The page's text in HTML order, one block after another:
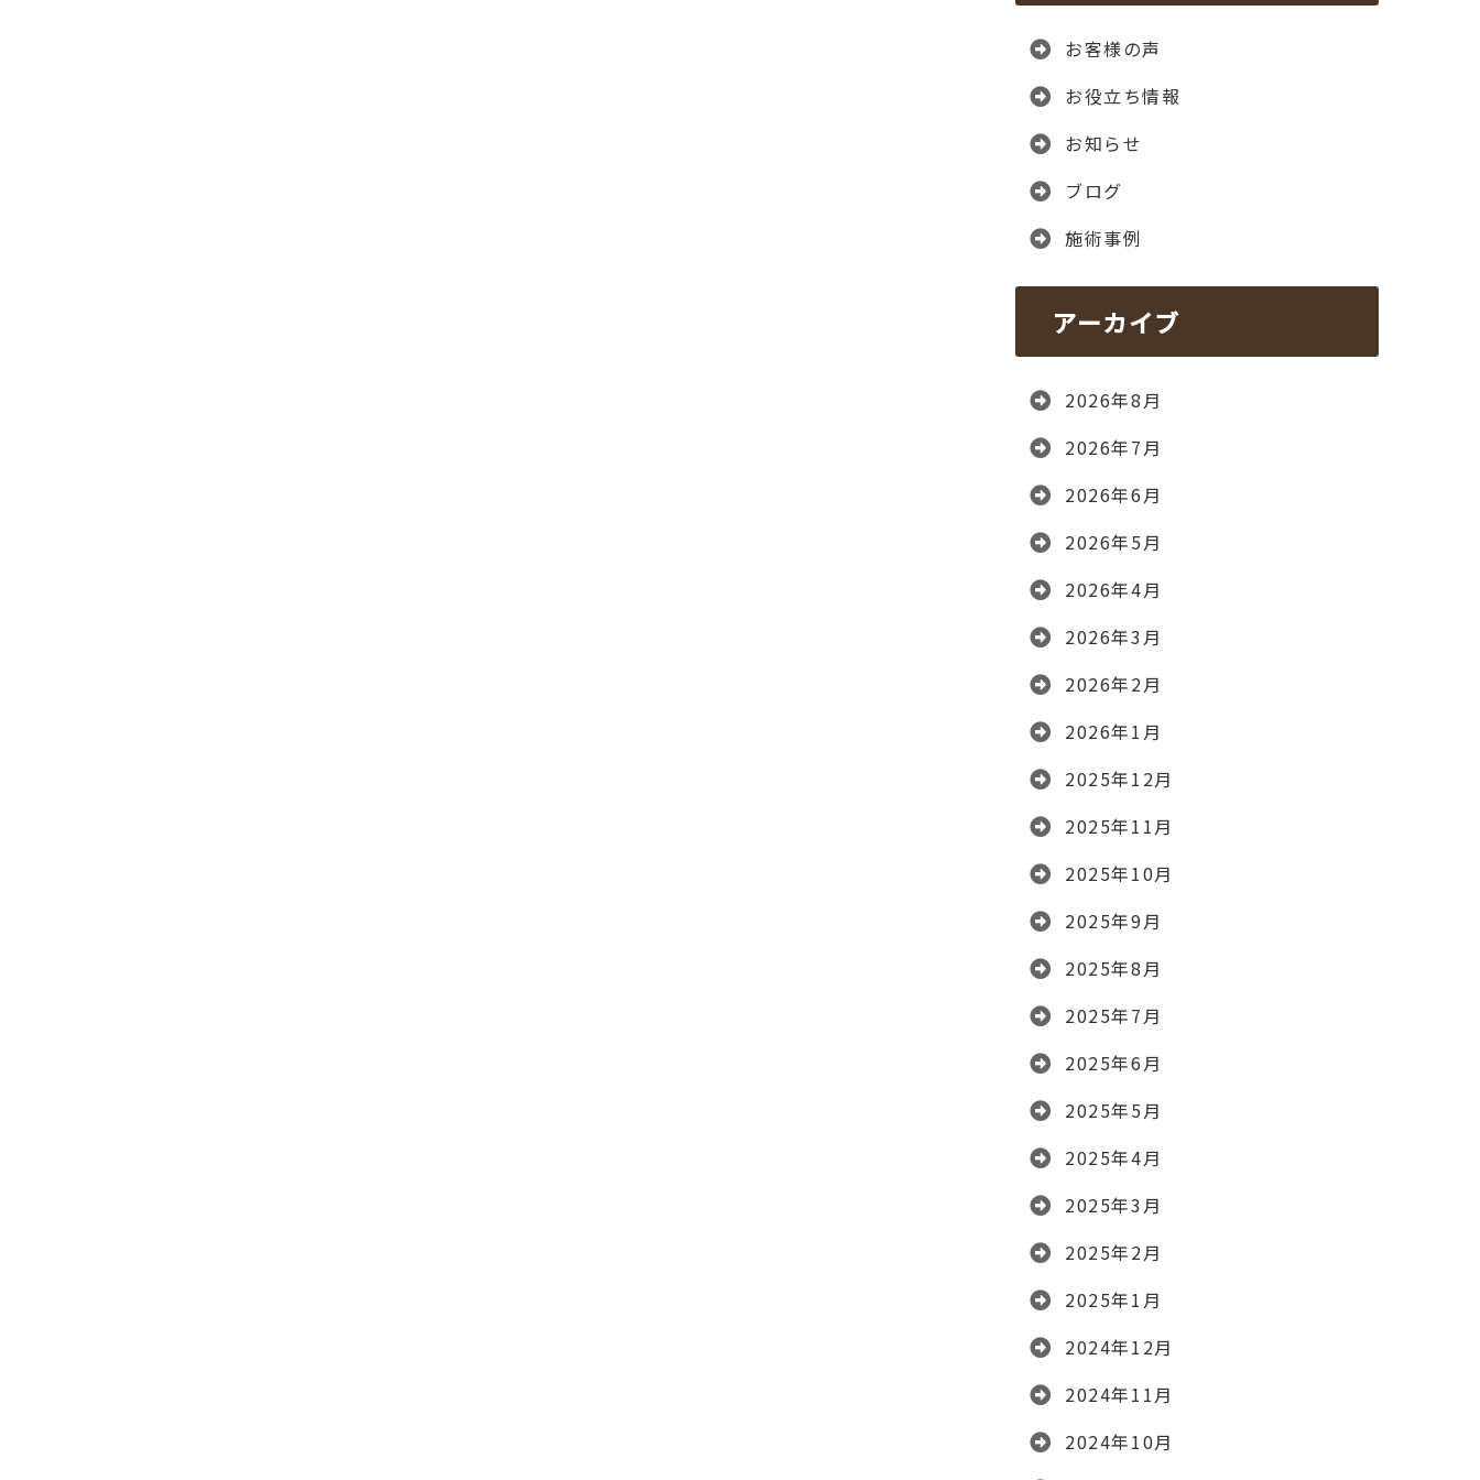
お客様の声
お役立ち情報
お知らせ
ブログ
施術事例
アーカイブ
2026年8月
2026年7月
2026年6月
2026年5月
2026年4月
2026年3月
2026年2月
2026年1月
2025年12月
2025年11月
2025年10月
2025年9月
2025年8月
2025年7月
2025年6月
2025年5月
2025年4月
2025年3月
2025年2月
2025年1月
2024年12月
2024年11月
2024年10月